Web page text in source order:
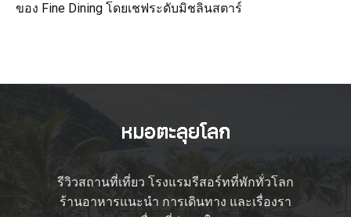
ของ Fine Dining โดยเชฟระดับมิชลินสตาร์
รีวิวสถานที่เที่ยว โรงแรมรีสอร์ทที่พักทั่วโลก
ร้านอาหารแนะนำ การเดินทาง และเรื่องรา